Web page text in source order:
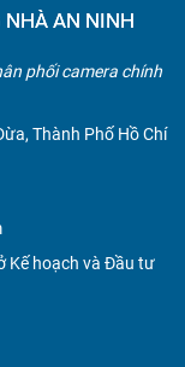
NHÀ AN NINH
phối camera chính
Thành Phố Hồ Chí
Kế hoạch và Đầu tư